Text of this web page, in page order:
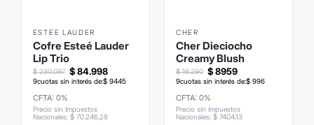
ESTEE LAUDER
Cofre Esteé Lauder
Lip Trio
$ 84.998
$ 230.097
9cuotas sin interés de:$ 9445
CFTA: 0%
Precio sin Impuestos
Nacionales: $ 70.246,28
CHER
Cher Dieciocho
Creamy Blush
$8959
$ 16.290
9cuotas sin interés de:$ 996
CFTA: 0%
Precio sin Impuestos
Nacionales: $ 740413